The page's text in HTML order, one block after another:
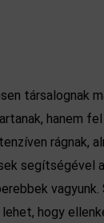
társalognak
hanem
rágnak,
segítségével
hogy